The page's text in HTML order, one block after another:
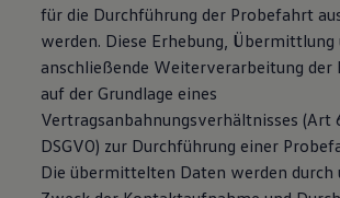
für die Durchführung der Probefahrt
werden. Diese Erhebung, Übermittlung
anschließende Weiterverarbeitung
auf der Grundlage eines
Vertragsanbahnungsverhältnisses (Art
DSGVO) zur Durchführung einer
Die übermittelten Daten werden durch